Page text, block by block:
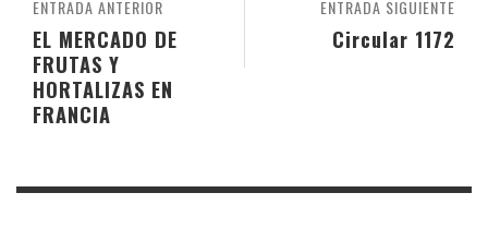
ENTRADA SIGUIENTE
Circular 1172
ENTRADA ANTERIOR
EL MERCADO DE
FRUTAS Y
HORTALIZAS EN
FRANCIA